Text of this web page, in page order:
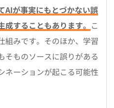
AIが事実にもとづかない誤
することもあります。 こ
組みです。そのほか、学習
そものソースに誤りがある
ネーションが起こる可能性